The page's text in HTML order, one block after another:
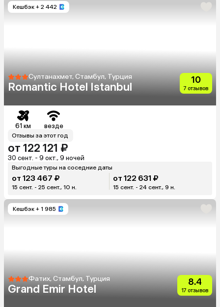
Кешбэк + 2 442
Султанахмет, Стамбул, Турция
Romantic Hotel Istanbul
10
7 отзывов
61 км везде
Отзывы за этот год
от 122 121 ₽
30 сент. - 9 окт., 9 ночей
Выгодные туры на соседние даты
от 123 467 ₽
15 сент. - 25 сент., 10 н.
от 122 631 ₽
15 сент. - 24 сент., 9 н.
Кешбэк + 1 985
Фатих, Стамбул, Турция
Grand Emir Hotel
8.4
17 отзывов